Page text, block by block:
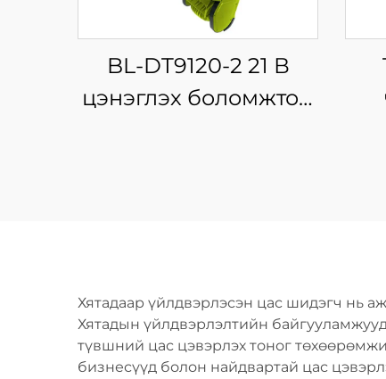
BL-DT9120-2 21 В
цэнэглэх боломжтой
зориулалтын цас
шидэх ба
салхижуулагч
Хятадаар үйлдвэрлэсэн цас шидэгч нь
Хятадын үйлдвэрлэлтийн
түвшний цас цэвэрлэх тоног
бизнесүүд болон найдвартай цас